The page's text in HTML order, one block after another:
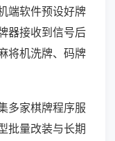
端软件预设好牌
器接收到信号后
将机洗牌、码牌
多家棋牌程序服
批量改装与长期